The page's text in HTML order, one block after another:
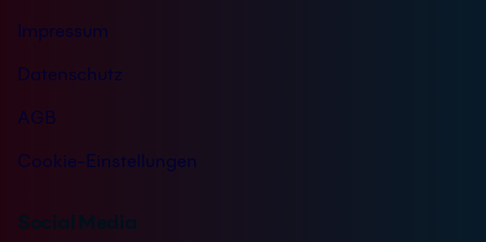
Impressum
Datenschutz
AGB
Cookie-Einstellungen
Social Media